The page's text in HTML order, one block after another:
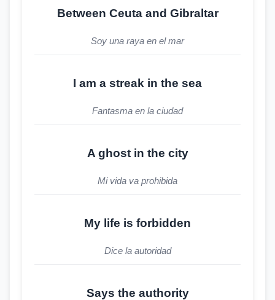
Between Ceuta and Gibraltar
Soy una raya en el mar
I am a streak in the sea
Fantasma en la ciudad
A ghost in the city
Mi vida va prohibida
My life is forbidden
Dice la autoridad
Says the authority